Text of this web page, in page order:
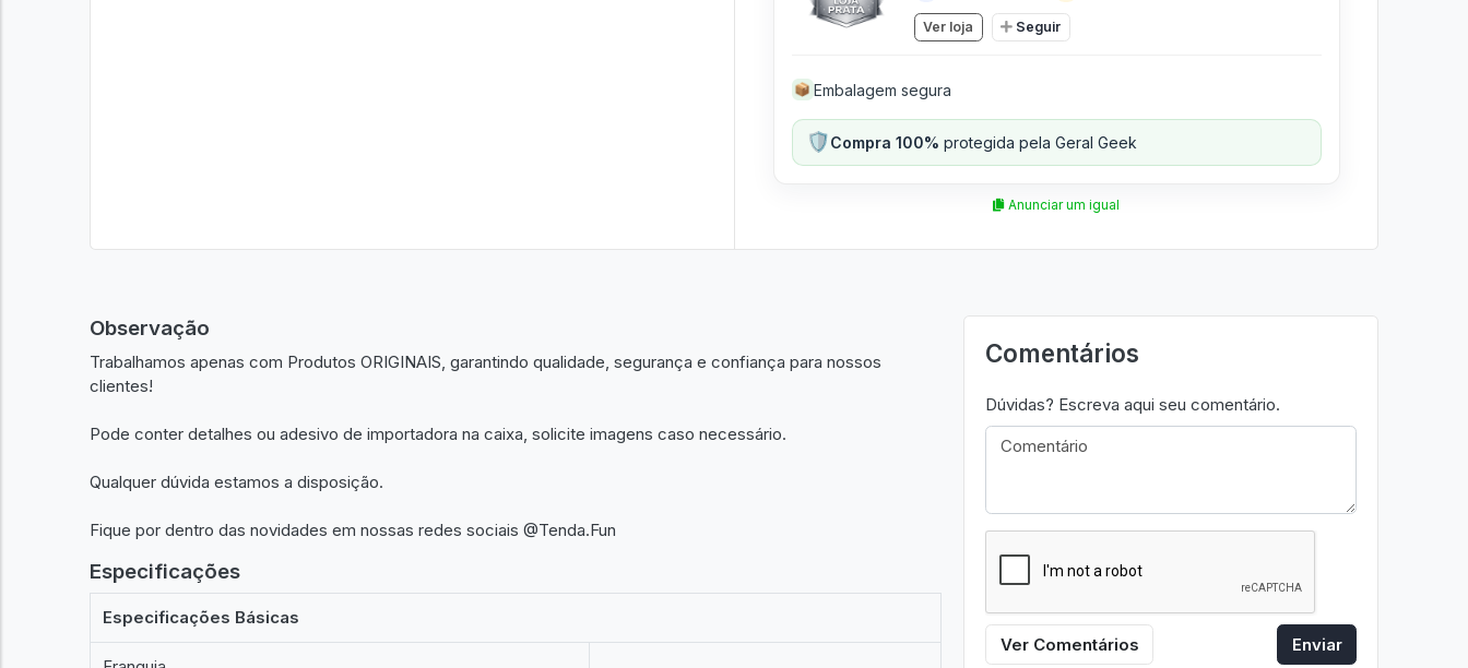
Ver loja Seguir
📦 Embalagem segura
🛡️Compra 100% protegida pela Geral Geek
Anunciar um igual
Observação
Trabalhamos apenas com Produtos ORIGINAIS, garantindo qualidade, segurança e confiança para nossos
clientes!
Pode conter detalhes ou adesivo de importadora na caixa, solicite imagens caso necessário.
Qualquer dúvida estamos a disposição.
Fique por dentro das novidades em nossas redes sociais @Tenda.Fun
Especificações
Especificações Básicas
Comentários
Dúvidas? Escreva aqui seu comentário.
Ver Comentários Enviar